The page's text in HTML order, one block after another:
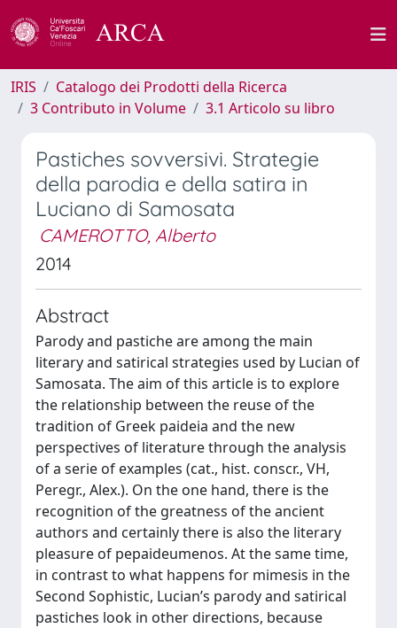
IRIS
Catalogo dei Prodotti della Ricerca
3 Contributo in Volume
3.1 Articolo su libro
Pastiches sovversivi. Strategie
della parodia e della satira in
Luciano di Samosata
CAMEROTTO, Alberto
2014
Abstract
Parody and pastiche are among the main
literary and satirical strategies used by Lucian of
Samosata. The aim of this article is to explore
the relationship between the reuse of the
tradition of Greek paideia and the new
perspectives of literature through the analysis
of a serie of examples (cat., hist. conscr., VH,
Peregr., Alex.). On the one hand, there is the
recognition of the greatness of the ancient
authors and certainly there is also the literary
pleasure of pepaideumenos. At the same time,
in contrast to what happens for mimesis in the
Second Sophistic, Lucian’s parody and satirical
pastiches look in other directions, because